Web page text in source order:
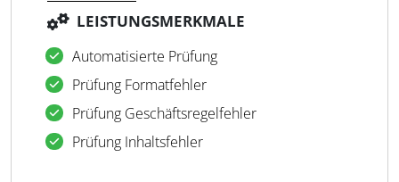
LEISTUNGSMERKMALE
Automatisierte Prüfung
Prüfung Formatfehler
Prüfung Geschäftsregelfehler
Prüfung Inhaltsfehler